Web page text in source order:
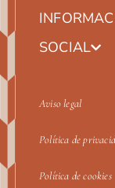
SOCIAL
Aviso legal
Política de
Política de cookies